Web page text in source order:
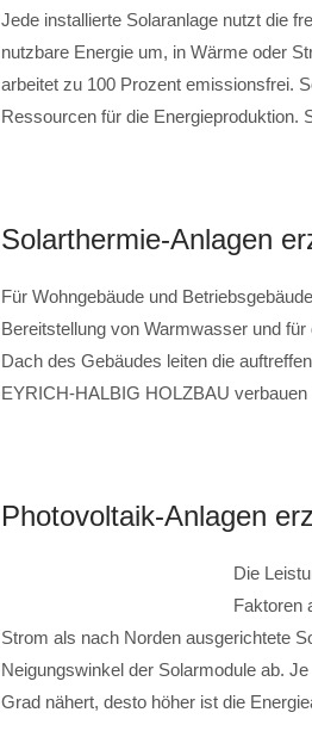
Jede installierte Solaranlage nutzt die
nutzbare Energie um, in Wärme oder
arbeitet zu 100 Prozent emissionsfrei.
Ressourcen für die Energieproduktion.
Solarthermie-Anlagen
Für Wohngebäude und
Bereitstellung von Warmwasser und
Dach des Gebäudes leiten die
EYRICH-HALBIG HOLZBAU
Photovoltaik-Anlagen
Die
Faktoren
Strom als nach Norden ausgerichtete
Neigungswinkel der Solarmodule ab.
Grad nähert, desto höher ist die